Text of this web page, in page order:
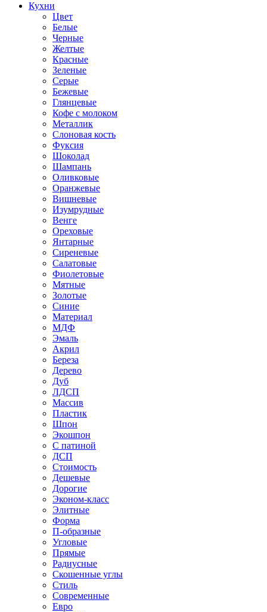
Кухни
Цвет
Белые
Черные
Желтые
Красные
Зеленые
Серые
Бежевые
Глянцевые
Кофе с молоком
Металлик
Слоновая кость
Фуксия
Шоколад
Шампань
Оливковые
Оранжевые
Вишневые
Изумрудные
Венге
Ореховые
Янтарные
Сиреневые
Салатовые
Фиолетовые
Мятные
Золотые
Синие
Материал
МДФ
Эмаль
Акрил
Береза
Дерево
Дуб
ЛДСП
Массив
Пластик
Шпон
Экошпон
С патиной
ДСП
Стоимость
Дешевые
Дорогие
Эконом-класс
Элитные
Форма
П-образные
Угловые
Прямые
Радиусные
Скошенные углы
Стиль
Современные
Евро